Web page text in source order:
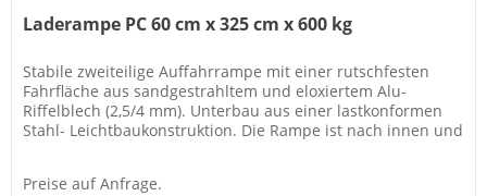
Laderampe PC 60 cm x 325 cm x 600 kg
Stabile zweiteilige Auffahrrampe mit einer rutschfesten
Fahrfläche aus sandgestrahltem und eloxiertem Alu-
Riffelblech (2,5/4 mm). Unterbau aus einer lastkonformen
Stahl- Leichtbaukonstruktion. Die Rampe ist nach innen und
Preise auf Anfrage.